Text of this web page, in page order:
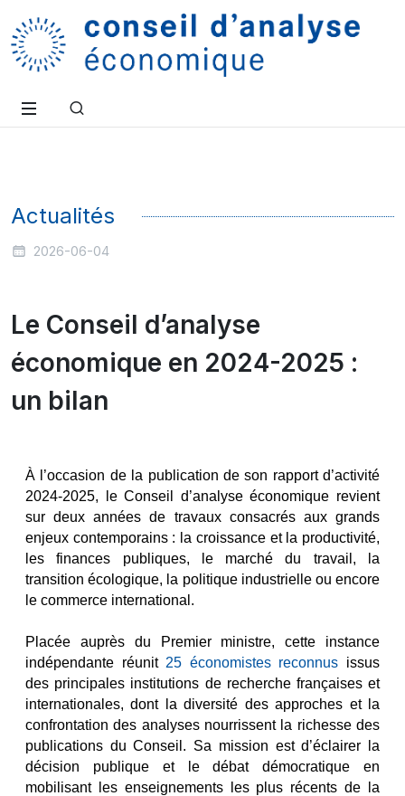
Actualités
2026-06-04
Le Conseil d’analyse
économique en 2024-2025 :
un bilan
À l’occasion de la publication de son rapport d’activité
2024-2025, le Conseil d’analyse économique revient
sur deux années de travaux consacrés aux grands
enjeux contemporains : la croissance et la productivité,
les finances publiques, le marché du travail, la
transition écologique, la politique industrielle ou encore
le commerce international.
Placée auprès du Premier ministre, cette instance
indépendante réunit 25 économistes reconnus issus
des principales institutions de recherche françaises et
internationales, dont la diversité des approches et la
confrontation des analyses nourrissent la richesse des
publications du Conseil. Sa mission est d’éclairer la
décision publique et le débat démocratique en
mobilisant les enseignements les plus récents de la